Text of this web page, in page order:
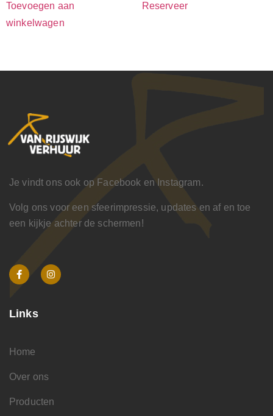
Toevoegen aan
winkelwagen
Reserveer
Je vindt ons ook op Facebook en Instagram.
Volg ons voor een sfeerimpressie, updates en af en toe
een kijkje achter de schermen!
Links
Home
Over ons
Producten